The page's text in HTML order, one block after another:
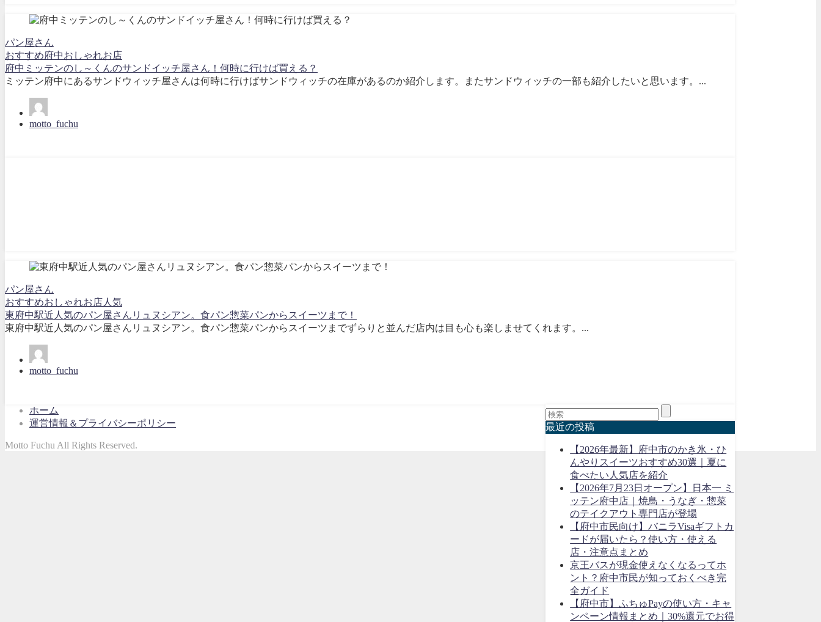
パン屋さん
おすすめ府中おしゃれお店
府中ミッテンのし～くんのサンドイッチ屋さん！何時に行けば買える？
ミッテン府中にあるサンドウィッチ屋さんは何時に行けばサンドウィッチの在庫があるのか紹介します。またサンドウィッチの一部も紹介したいと思います。...
motto_fuchu
パン屋さん
おすすめおしゃれお店 人気
東府中駅近人気のパン屋さんリュヌシアン。食パン惣菜パンからスイーツまで！
東府中駅近人気のパン屋さんリュヌシアン。食パン惣菜パンからスイーツまでずらりと並んだ店内は目も心も楽しませてくれます。...
motto_fuchu
最近の投稿
【2026年最新】府中市のかき氷・ひ
んやりスイーツおすすめ30選｜夏に
食べたい人気店を紹介
【2026年7月23日オープン】日本一 ミ
ッテン府中店｜焼鳥・うなぎ・惣菜
のテイクアウト専門店が登場
【府中市民向け】バニラVisaギフトカ
ードが届いたら？使い方・使える
店・注意点まとめ
京王バスが現金使えなくなるってホ
ント？府中市民が知っておくべき完
全ガイド
【府中市】ふちゅPayの使い方・キャ
ンペーン情報まとめ｜30%還元でお得
ホーム
運営情報＆プライバシーポリシー
Motto Fuchu All Rights Reserved.